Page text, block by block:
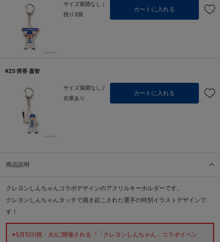
サイズ展開なし /
残り3個
カートに入れる
#25:筒香 嘉智
サイズ展開なし /
在庫あり
カートに入れる
商品説明
クレヨンしんちゃんコラボデザインのアクリルキーホルダーです。
クレヨンしんちゃんタッチで描き起こされた選手の特別イラストデザインで
す！
※5月5日(祝・火)に開催される『「クレヨンしんちゃん」コラボイベン